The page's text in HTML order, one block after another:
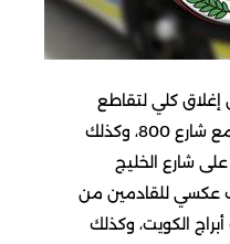
إغلاق كلي لتقاطع
جمعية المهندسين الكويتية مع شارع 800، وكذلك
إغلاق مدخل ومخرج شارع 60 على شارع الخليج
عكسي للقادمين من
الكويت، وكذلك